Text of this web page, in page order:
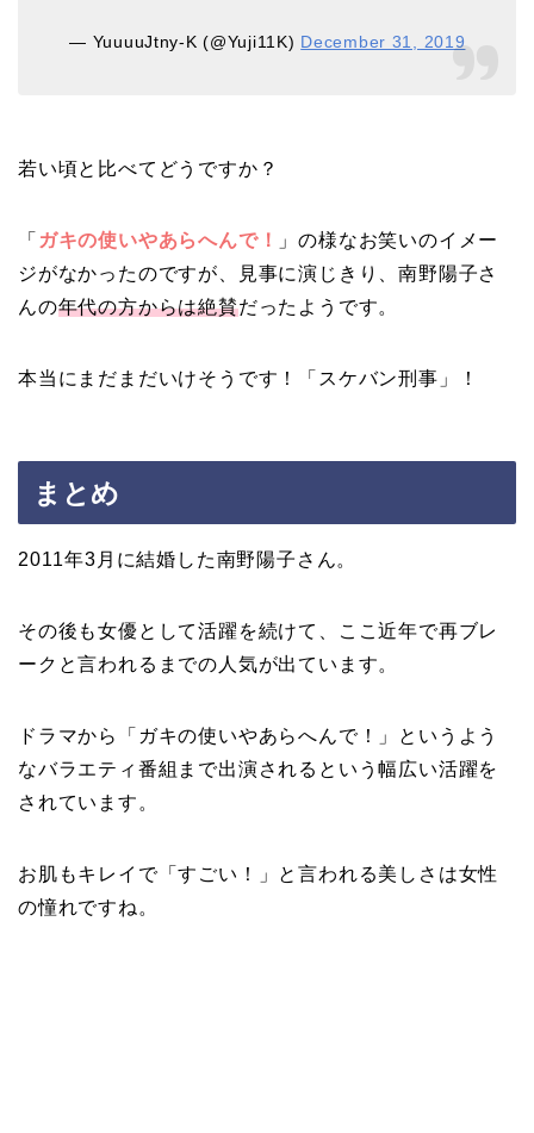
— YuuuuJtny-K (@Yuji11K) December 31, 2019
若い頃と比べてどうですか？
「 ガキの使いやあらへんで！
」の様なお笑いのイメー
ジがなかったのですが、見事に演じきり、南野陽子さ
んの年代の方からは絶賛だったようです。
本当にまだまだいけそうです！「スケバン刑事」！
まとめ
2011年3月に結婚した南野陽子さん。
その後も女優として活躍を続けて、ここ近年で再ブレ
ークと言われるまでの人気が出ています。
ドラマから「ガキの使いやあらへんで！」というよう
なバラエティ番組まで出演されるという幅広い活躍を
されています。
お肌もキレイで「すごい！」と言われる美しさは女性
の憧れですね。